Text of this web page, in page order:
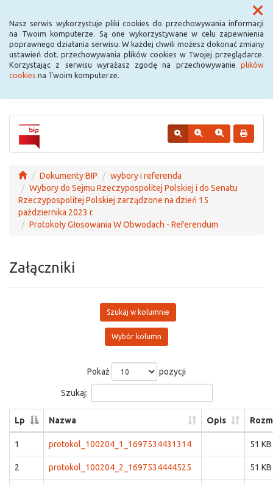
Nasz serwis wykorzystuje pliki cookies do przechowywania informacji
na Twoim komputerze. Są one wykorzystywane w celu zapewnienia
poprawnego działania serwisu. W każdej chwili możesz dokonać zmiany
ustawień dot. przechowywania plików cookies w Twojej przeglądarce.
Korzystając z serwisu wyrażasz zgodę na przechowywanie plików
cookies na Twoim komputerze.
Menu
Urząd Miejski w
Krośniewicach
Dokumenty BIP
wybory i referenda
Wybory do Sejmu Rzeczypospolitej Polskiej i do Senatu
Rzeczypospolitej Polskiej zarządzone na dzień 15
października 2023 r.
Protokoły Głosowania W Obwodach - Referendum
Załączniki
Szukaj w kolumnie
Wybór kolumn
Pokaż pozycji
Szukaj:
Lp Nazwa Opis
1 protokol_100204_1_1697534431314 51 KB
2 protokol_100204_2_1697534444525 51 KB